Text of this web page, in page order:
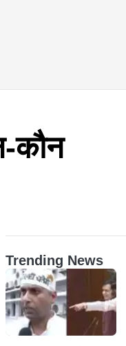
कौन
Trending News